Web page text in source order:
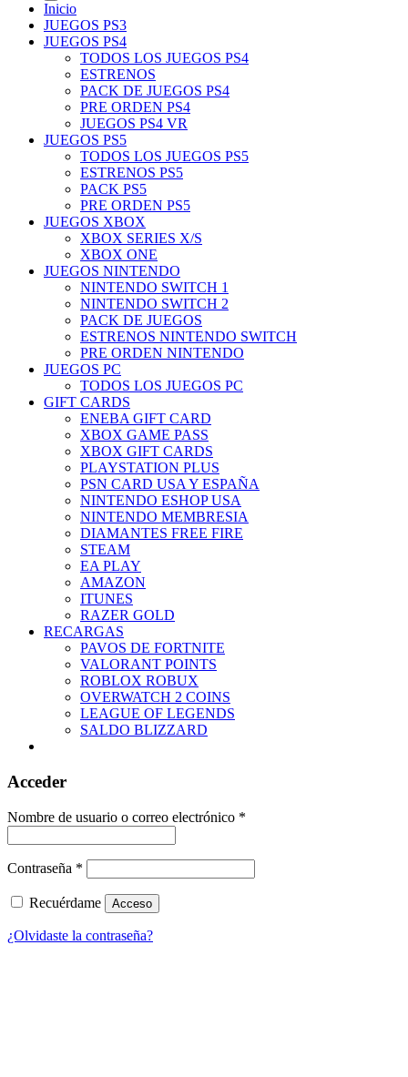
Inicio
JUEGOS PS3
JUEGOS PS4
TODOS LOS JUEGOS PS4
ESTRENOS
PACK DE JUEGOS PS4
PRE ORDEN PS4
JUEGOS PS4 VR
JUEGOS PS5
TODOS LOS JUEGOS PS5
ESTRENOS PS5
PACK PS5
PRE ORDEN PS5
JUEGOS XBOX
XBOX SERIES X/S
XBOX ONE
JUEGOS NINTENDO
NINTENDO SWITCH 1
NINTENDO SWITCH 2
PACK DE JUEGOS
ESTRENOS NINTENDO SWITCH
PRE ORDEN NINTENDO
JUEGOS PC
TODOS LOS JUEGOS PC
GIFT CARDS
ENEBA GIFT CARD
XBOX GAME PASS
XBOX GIFT CARDS
PLAYSTATION PLUS
PSN CARD USA Y ESPAÑA
NINTENDO ESHOP USA
NINTENDO MEMBRESIA
DIAMANTES FREE FIRE
STEAM
EA PLAY
AMAZON
ITUNES
RAZER GOLD
RECARGAS
PAVOS DE FORTNITE
VALORANT POINTS
ROBLOX ROBUX
OVERWATCH 2 COINS
LEAGUE OF LEGENDS
SALDO BLIZZARD
Acceder
Nombre de usuario o correo electrónico *
Contraseña *
Recuérdame Acceso
¿Olvidaste la contraseña?